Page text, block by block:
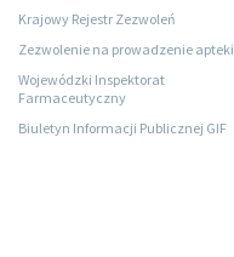
Krajowy Rejestr Zezwoleń
Zezwolenie na prowadzenie apteki
Wojewódzki Inspektorat
Farmaceutyczny
Biuletyn Informacji Publicznej GIF